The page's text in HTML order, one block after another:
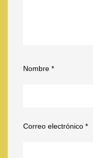
Nombre *
Correo electrónico *